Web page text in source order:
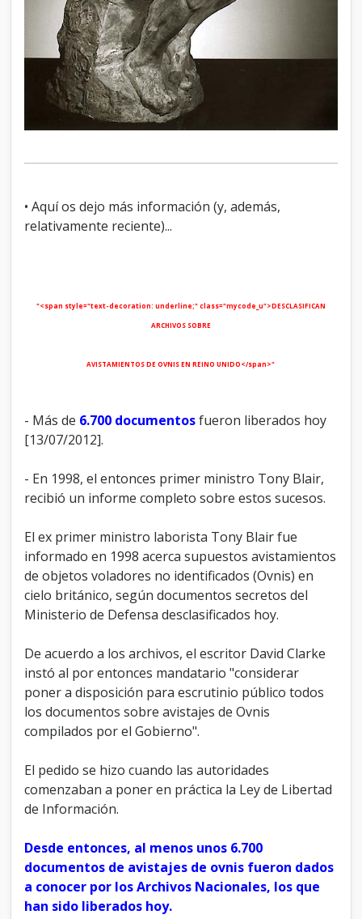
• Aquí os dejo más información (y, además,
relativamente reciente)...
"<span style="text-decoration: underline;" class="mycode_u">DESCLASIFICAN
ARCHIVOS SOBRE
AVISTAMIENTOS DE OVNIS EN REINO UNIDO</span>"
- Más de 6.700 documentosfueron liberados hoy
[13/07/2012].
- En 1998, el entonces primer ministro Tony Blair,
recibió un informe completo sobre estos sucesos.
El ex primer ministro laborista Tony Blair fue
informado en 1998 acerca supuestos avistamientos
de objetos voladores no identificados (Ovnis) en
cielo británico, según documentos secretos del
Ministerio de Defensa desclasificados hoy.
De acuerdo a los archivos, el escritor David Clarke
instó al por entonces mandatario "considerar
poner a disposición para escrutinio público todos
los documentos sobre avistajes de Ovnis
compilados por el Gobierno".
El pedido se hizo cuando las autoridades
comenzaban a poner en práctica la Ley de Libertad
de Información.
Desde entonces, al menos unos 6.700
documentos de avistajes de ovnis fueron dados
a conocer por los Archivos Nacionales, los que
han sido liberados hoy.